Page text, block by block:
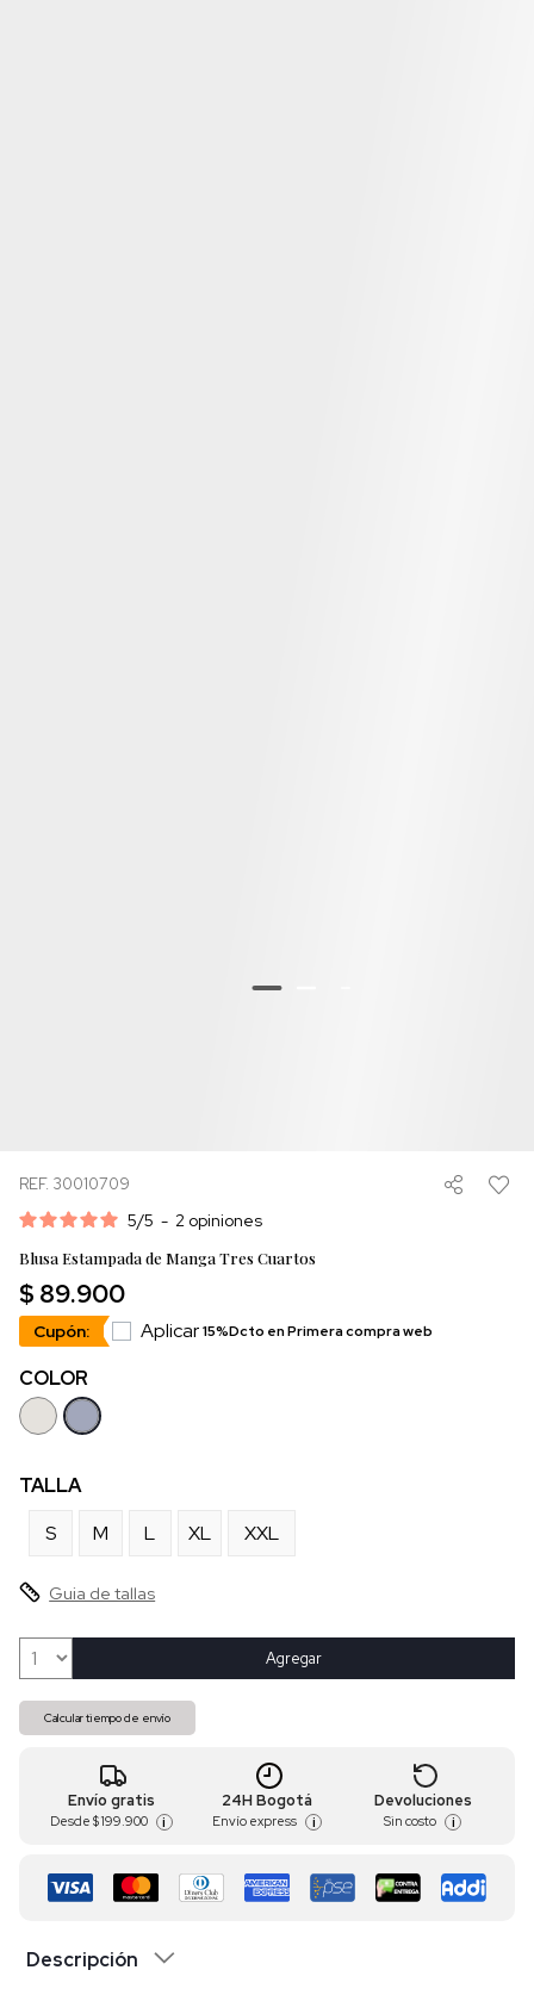
REF. 30010709
5/5 - 2 opiniones
Blusa Estampada de Manga Tres Cuartos
$ 89.900
Cupón: Aplicar15%Dcto en Primera compra web
COLOR
TALLA
S
M L XL XXL
Guia de tallas
Agregar
Calcular tiempo de envío
Envío gratis
Desde $ 199.900 i
24H Bogotá
Envío express i
Devoluciones
Sin costo i
Descripción